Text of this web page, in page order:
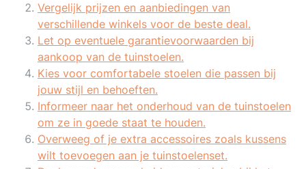
Vergelijk prijzen en aanbiedingen van
verschillende winkels voor de beste deal.
Let op eventuele garantievoorwaarden bij
aankoop van de tuinstoelen.
Kies voor comfortabele stoelen die passen bij
jouw stijl en behoeften.
Informeer naar het onderhoud van de tuinstoelen
om ze in goede staat te houden.
Overweeg of je extra accessoires zoals kussens
wilt toevoegen aan je tuinstoelenset.